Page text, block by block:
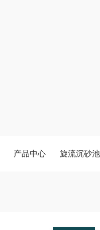
产品中心 旋流沉砂